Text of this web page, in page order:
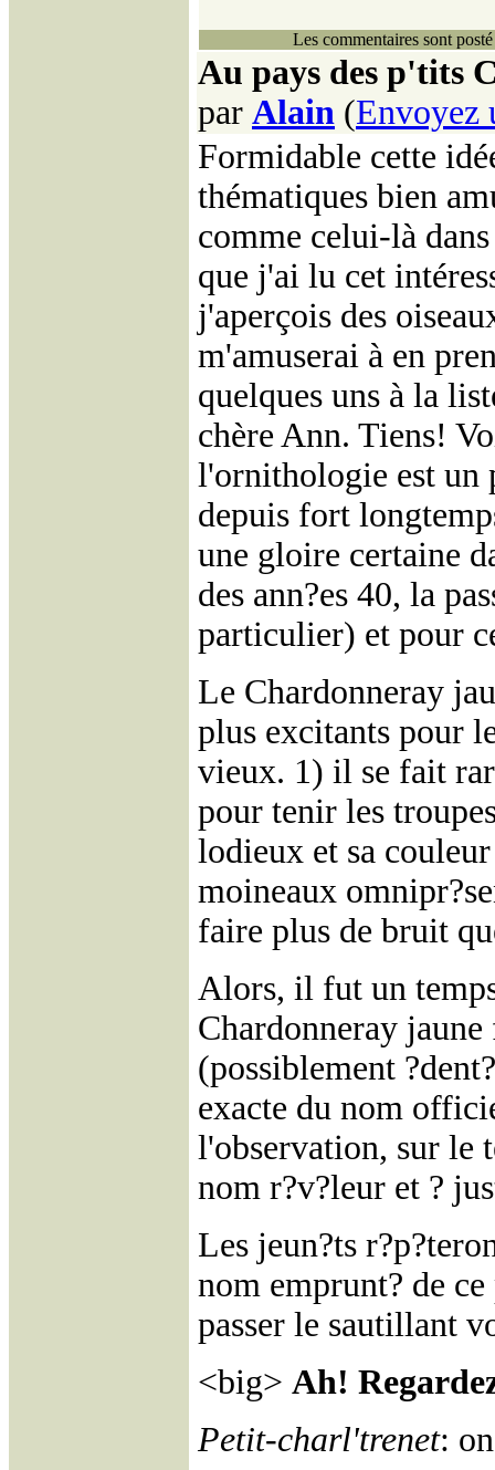
Les commentaires sont
Au pays des p'tits
par Alain (Envoyez
Formidable cette
thématiques bien
comme celui-là
que j'ai lu cet
j'aperçois des
m'amuserai à en
quelques uns à la
chère Ann. Tiens!
l'ornithologie est un
depuis fort
une gloire certaine
des ann?es 40, la
particulier) et pour
Le Chardonneray
plus excitants pour
vieux. 1) il se fait
pour tenir les
lodieux et sa
moineaux
faire plus de bruit
Alors, il fut un
Chardonneray jaune
(possiblement
exacte du nom
l'observation, sur le
nom r?v?leur et ?
Les jeun?ts
nom emprunt? de
passer le sautillant
<big> Ah!
Petit-charl'trenet: